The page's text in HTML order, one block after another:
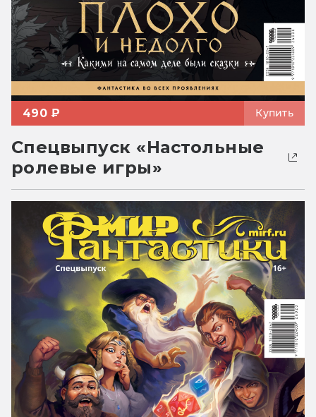
490 ₽ Купить
Спецвыпуск «Настольные
ролевые игры»